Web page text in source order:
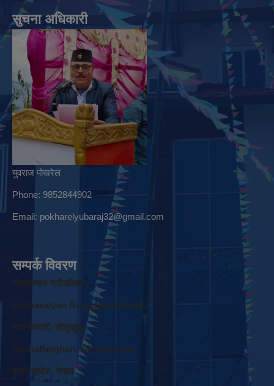
सुचना अधिकारी
युवराज पोखरेल
Phone: 9852844902
Email: pokharelyubaraj32@gmail.com
सम्पर्क विवरण
नेचासल्यान गाउँपालिका
Nechasalyan Rural Municipality
नेचा वेतघारी, साेलुखुम्बु
NechaBetghari, Solukhumbu
काेशी प्रदेश, नेपाल